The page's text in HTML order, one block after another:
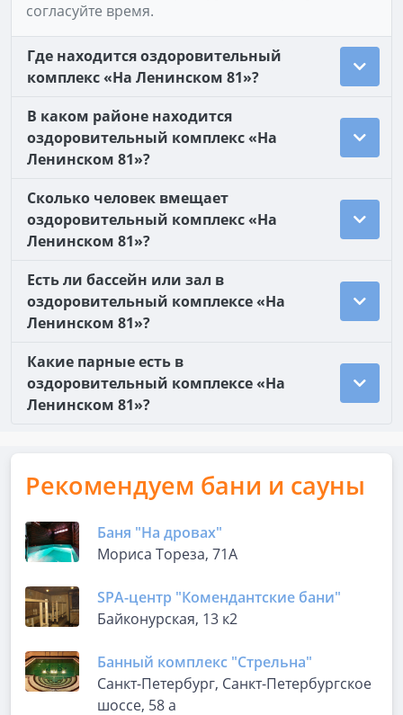
согласуйте время.
Где находится оздоровительный
комплекс «На Ленинском 81»?
В каком районе находится
оздоровительный комплекс «На
Ленинском 81»?
Сколько человек вмещает
оздоровительный комплекс «На
Ленинском 81»?
Есть ли бассейн или зал в
оздоровительный комплексе «На
Ленинском 81»?
Какие парные есть в
оздоровительный комплексе «На
Ленинском 81»?
Рекомендуем бани и сауны
Баня "На дровах"
Мориса Тореза, 71А
SPA-центр "Комендантские бани"
Байконурская, 13 к2
Банный комплекс "Стрельна"
Санкт-Петербург, Санкт-Петербургское
шоссе, 58 а